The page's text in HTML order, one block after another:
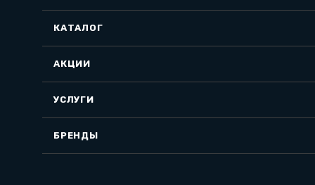
КАТАЛОГ
АКЦИИ
УСЛУГИ
БРЕНДЫ